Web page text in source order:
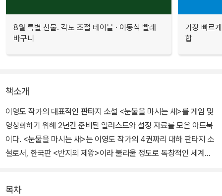
8월 특별 선물. 각도 조절 테이블 · 이동식 빨래
바구니
가장 빠르
합
책소개
이영도 작가의 대표적인 판타지 소설 <눈물을 마시는 새>를 게임 및
영상화하기 위해 2년간 준비된 일러스트와 설정 자료를 모은 아트북
이다. <눈물을 마시는 새>는 이영도 작가의 4권짜리 대하 판타지 소
설로서, 한국판 <반지의 제왕>이라 불리울 정도로 독창적인 세계관
목차